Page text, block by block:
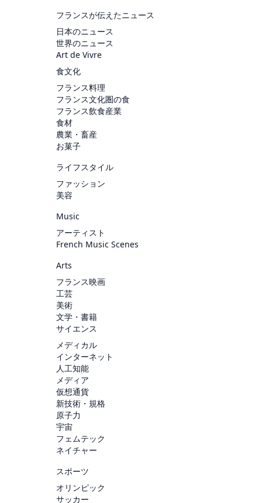
フランスが伝えたニュース
日本のニュース
世界のニュース
Art de Vivre
食文化
フランス料理
フランス文化圏の食
フランス飲食産業
食材
農業・畜産
お菓子
ライフスタイル
ファッション
美容
Music
アーティスト
French Music Scenes
Arts
フランス映画
工芸
美術
文学・書籍
サイエンス
メディカル
インターネット
人工知能
メディア
仮想通貨
新技術・規格
原子力
宇宙
フェムテック
ネイチャー
スポーツ
オリンピック
サッカー